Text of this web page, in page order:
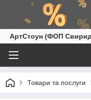
АртСтоун (ФОП
Товари та послуги